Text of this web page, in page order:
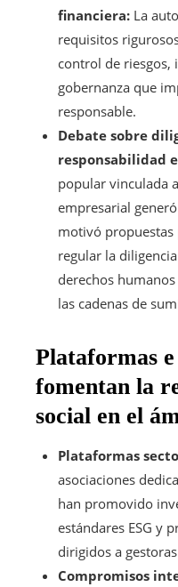
financiera: La
requisitos
control de riesgos,
gobernanza que
responsable.
Debate sobre
responsabilidad
popular vinculada
empresarial
motivó propuestas
regular la
derechos
las cadenas de
Plataformas
fomentan la
social en el
Plataformas
asociaciones
han promovido
estándares ESG y
dirigidos a
Compromisos